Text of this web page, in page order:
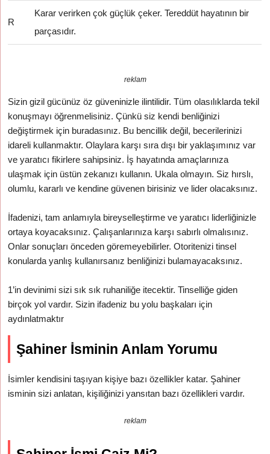
R
Karar verirken çok güçlük çeker. Tereddüt hayatının bir
parçasıdır.
reklam
Sizin gizil gücünüz öz güveninizle ilintilidir. Tüm olasılıklarda tekil
konuşmayı öğrenmelisiniz. Çünkü siz kendi benliğinizi
değiştirmek için buradasınız. Bu bencillik değil, becerilerinizi
idareli kullanmaktır. Olaylara karşı sıra dışı bir yaklaşımınız var
ve yaratıcı fikirlere sahipsiniz. İş hayatında amaçlarınıza
ulaşmak için üstün zekanızı kullanın. Ukala olmayın. Siz hırslı,
olumlu, kararlı ve kendine güvenen birisiniz ve lider olacaksınız.
İfadenizi, tam anlamıyla bireyselleştirme ve yaratıcı liderliğinizle
ortaya koyacaksınız. Çalışanlarınıza karşı sabırlı olmalısınız.
Onlar sonuçları önceden göremeyebilirler. Otoritenizi tinsel
konularda yanlış kullanırsanız benliğinizi bulamayacaksınız.
1’in devinimi sizi sık sık ruhaniliğe itecektir. Tinselliğe giden
birçok yol vardır. Sizin ifadeniz bu yolu başkaları için
aydınlatmaktır
Şahiner İsminin Anlam Yorumu
İsimler kendisini taşıyan kişiye bazı özellikler katar. Şahiner
isminin sizi anlatan, kişiliğinizi yansıtan bazı özellikleri vardır.
reklam